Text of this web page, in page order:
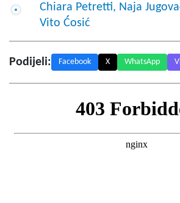
Chiara Petretti, Naja
Vito Ćosić
Podijeli: Facebook X WhatsApp